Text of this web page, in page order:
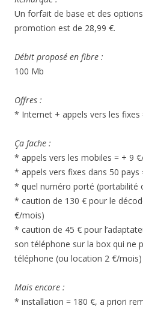
Un forfait de base et des
promotion est de 28,99 €.
Débit proposé en fibre :
100 Mb
Offres :
* Internet + appels vers les fixes
Ça fache :
* appels vers les mobiles = + 9
* appels vers fixes dans 50 pays
* quel numéro porté (portabilité
* caution de 130 € pour le
€/mois)
* caution de 45 € pour
son téléphone sur la box qui ne
téléphone (ou location 2 €/mois)
Mais encore :
* installation = 180 €, a priori